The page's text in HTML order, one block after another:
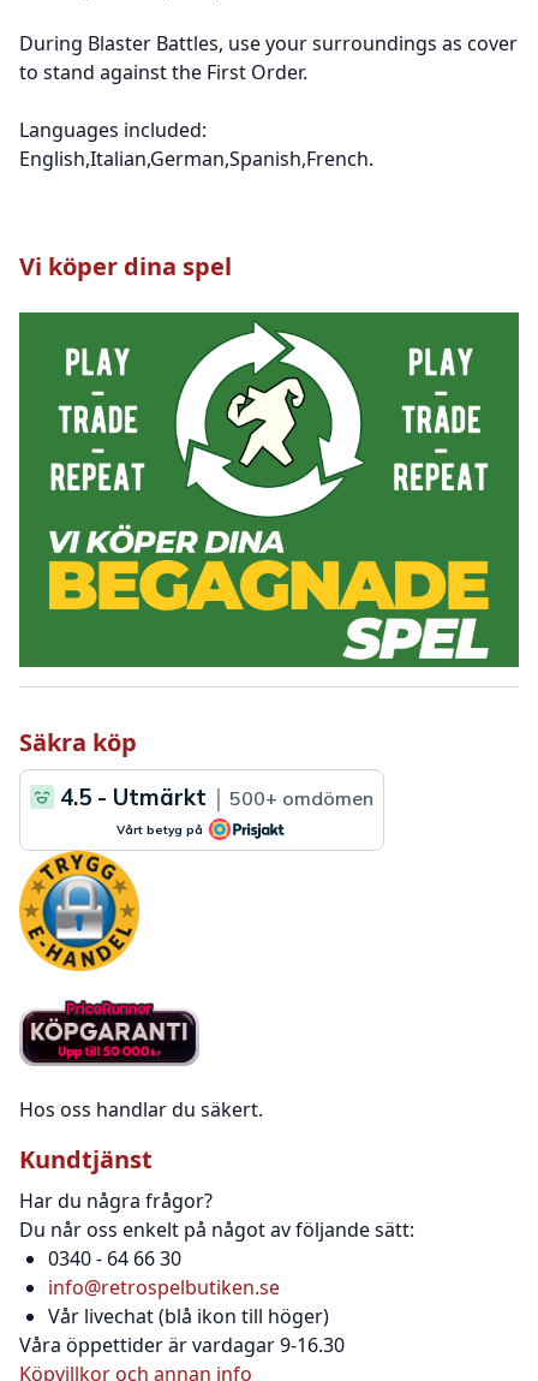
During Blaster Battles, use your surroundings as cover
to stand against the First Order.
Languages included:
English,Italian,German,Spanish,French.
Vi köper dina spel
Säkra köp
Hos oss handlar du säkert.
Kundtjänst
Har du några frågor?
Du når oss enkelt på något av följande sätt:
0340 - 64 66 30
info@retrospelbutiken.se
Vår livechat (blå ikon till höger)
Våra öppettider är vardagar 9-16.30
Köpvillkor och annan info